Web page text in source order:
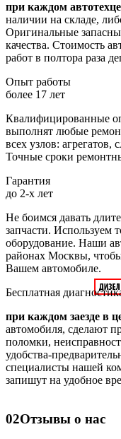
при каждом
наличии на складе,
Оригинальные
качества. Стоимость
работ в полтора раза
Опыт работы
более 17 лет
Квалифицированные
выполнят любые
всех узлов:
Точные сроки
Гарантия
до 2-х лет
Не боимся давать
запчасти. Используем
оборудование. Наши
районах Москвы,
Вашем автомобиле.
Бесплатная
при каждом заезде в
автомобиля, сделают
поломки,
удобства-
специалисты нашей
запишут на удобное
02Отзывы о нас